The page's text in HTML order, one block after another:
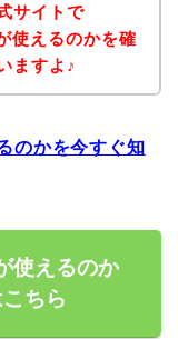
サイトで
使えるのかを確
ますよ♪
のかを今すぐ知
使えるのか
ちら